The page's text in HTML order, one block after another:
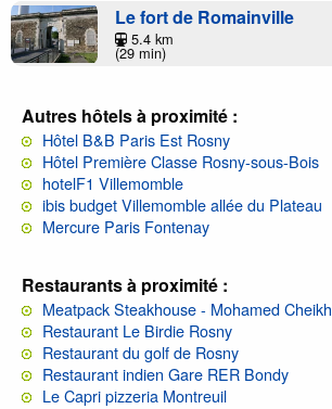
Le fort de Romainville
5.4 km
(29 min)
Autres hôtels à proximité :
Hôtel B&B Paris Est Rosny
Hôtel Première Classe Rosny-sous-Bois
hotelF1 Villemomble
ibis budget Villemomble allée du Plateau
Mercure Paris Fontenay
Restaurants à proximité :
Meatpack Steakhouse - Mohamed Cheikh
Restaurant Le Birdie Rosny
Restaurant du golf de Rosny
Restaurant indien Gare RER Bondy
Le Capri pizzeria Montreuil